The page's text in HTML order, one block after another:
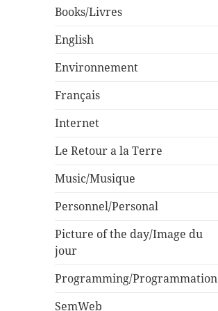
Books/Livres
English
Environnement
Français
Internet
Le Retour a la Terre
Music/Musique
Personnel/Personal
Picture of the day/Image du
jour
Programming/Programmation
SemWeb